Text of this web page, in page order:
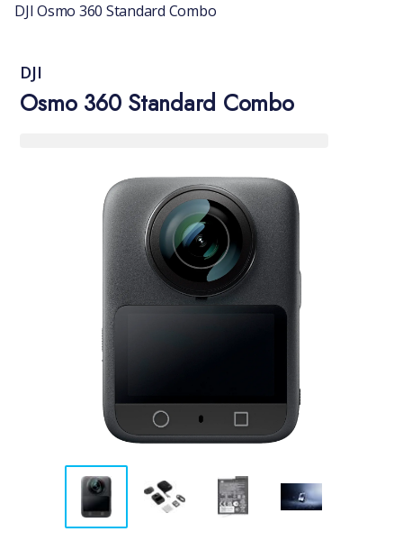
DJI Osmo 360 Standard Combo
DJI
Osmo 360 Standard Combo